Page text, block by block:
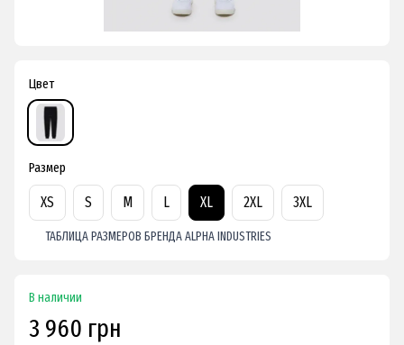
Цвет
Размер
XS S M L XL 2XL 3XL
ТАБЛИЦА РАЗМЕРОВ БРЕНДА ALPHA INDUSTRIES
В наличии
3 960 грн